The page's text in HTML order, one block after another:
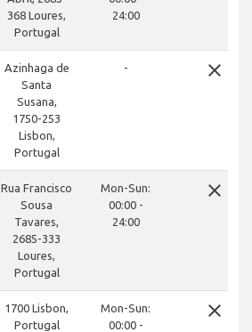
368 Loures,
Portugal
24:00
Azinhaga de
Santa
Susana,
1750-253
Lisbon,
Portugal
- close
Rua Francisco
Sousa
Tavares,
2685-333
Loures,
Portugal
Mon-Sun:
00:00 -
24:00
close
1700 Lisbon,
Portugal
Mon-Sun:
00:00 -
close